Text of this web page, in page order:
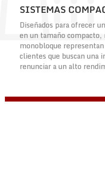
SISTEMAS
Diseñados para ofrecer
en un tamaño
monobloque
clientes que buscan una
renunciar a un alto